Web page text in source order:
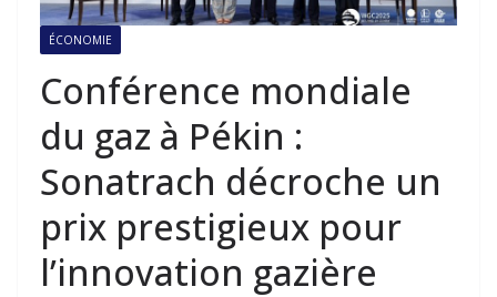
ÉCONOMIE
Conférence mondiale
du gaz à Pékin :
Sonatrach décroche un
prix prestigieux pour
l’innovation gazière